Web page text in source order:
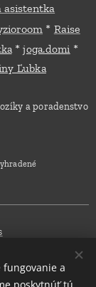
asistentka
* Raise
*joga.domi *
Ľubka
a poradenstvo
fungovanie a